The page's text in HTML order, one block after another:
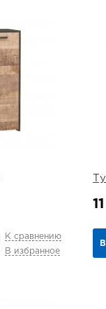
К сравнению
В избранное